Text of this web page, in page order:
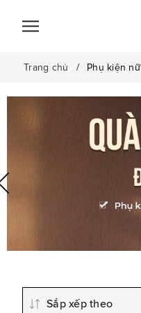
Trang chủ Phụ kiện nữ
Sắp xếp theo